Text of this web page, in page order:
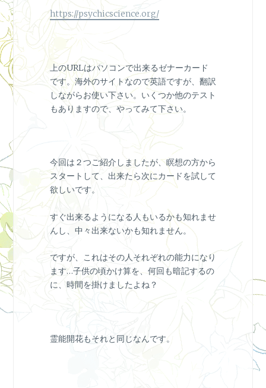
https://psychicscience.org/
上のURLはパソコンで出来るゼナーカード
です。海外のサイトなので英語ですが、翻訳
しながらお使い下さい。いくつか他のテスト
もありますので、やってみて下さい。
今回は２つご紹介しましたが、瞑想の方から
スタートして、出来たら次にカードを試して
欲しいです。
すぐ出来るようになる人もいるかも知れませ
んし、中々出来ないかも知れません。
ですが、これはその人それぞれの能力になり
ます…子供の頃かけ算を、何回も暗記するの
に、時間を掛けましたよね？
霊能開花もそれと同じなんです。